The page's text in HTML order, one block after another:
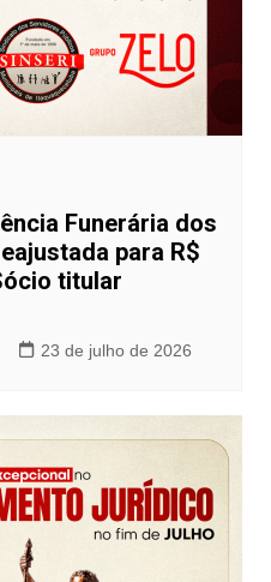
Funerária dos
para R$
titular
23 de julho de 2026